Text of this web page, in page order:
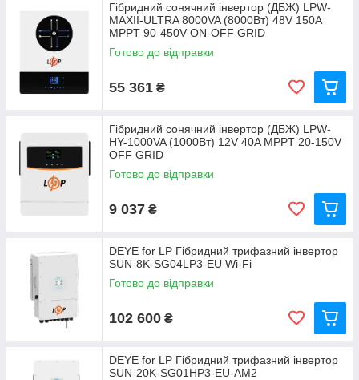
Гібридний сонячний інвертор (ДБЖ) LPW-
MAXII-ULTRA 8000VA (8000Вт) 48V 150A
MPPT 90-450V ON-OFF GRID
Готово до відправки
55 361 ₴
Гібридний сонячний інвертор (ДБЖ) LPW-
HY-1000VA (1000Вт) 12V 40A MPPT 20-150V
OFF GRID
Готово до відправки
9 037 ₴
DEYE for LP Гібридний трифазний інвертор
SUN-8K-SG04LP3-EU Wi-Fi
Готово до відправки
102 600 ₴
DEYE for LP Гібридний трифазний інвертор
SUN-20K-SG01HP3-EU-AM2